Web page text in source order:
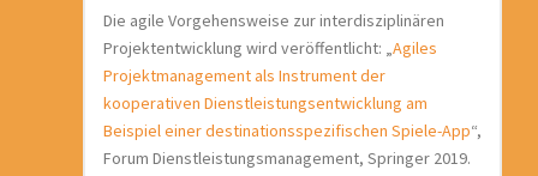
Die agile Vorgehensweise zur interdisziplinären
Projektentwicklung wird veröffentlicht: „Agiles
Projektmanagement als Instrument der
kooperativen Dienstleistungsentwicklung am
Beispiel einer destinationsspezifischen Spiele-App“,
Forum Dienstleistungsmanagement, Springer 2019.